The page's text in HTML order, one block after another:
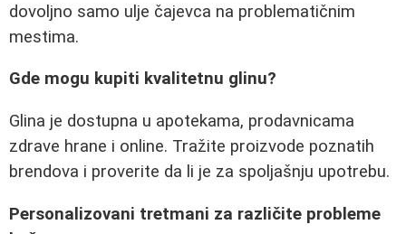
dovoljno samo ulje čajevca na problematičnim
mestima.
Gde mogu kupiti kvalitetnu glinu?
Glina je dostupna u apotekama, prodavnicama
zdrave hrane i online. Tražite proizvode poznatih
brendova i proverite da li je za spoljašnju upotrebu.
Personalizovani tretmani za različite probleme